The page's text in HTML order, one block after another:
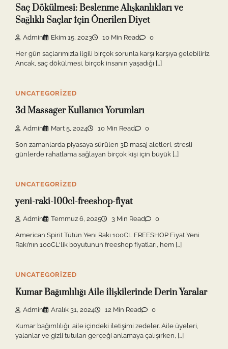
Saç Dökülmesi: Beslenme Alışkanlıkları ve
Sağlıklı Saçlar İçin Önerilen Diyet
Admin Ekim 15, 2023 10 Min Read 0
Her gün saçlarımızla ilgili birçok sorunla karşı karşıya gelebiliriz.
Ancak, saç dökülmesi, birçok insanın yaşadığı […]
UNCATEGORIZED
3d Massager Kullanıcı Yorumları
Admin Mart 5, 2024 10 Min Read 0
Son zamanlarda piyasaya sürülen 3D masaj aletleri, stresli
günlerde rahatlama sağlayan birçok kişi için büyük […]
UNCATEGORIZED
yeni-raki-100cl-freeshop-fiyat
Admin Temmuz 6, 2025 3 Min Read 0
American Spirit Tütün Yeni Rakı 100CL FREESHOP Fiyat Yeni
Rakı’nın 100CL‘lik boyutunun freeshop fiyatları, hem […]
UNCATEGORIZED
Kumar Bağımlılığı Aile İlişkilerinde Derin Yaralar
Admin Aralık 31, 2024 12 Min Read 0
Kumar bağımlılığı, aile içindeki iletişimi zedeler. Aile üyeleri,
yalanlar ve gizli tutulan gerçeği anlamaya çalışırken, […]